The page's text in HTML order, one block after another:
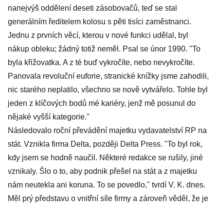
nanejvýš oddělení deseti zásobovačů, teď se stal
generálním ředitelem kolosu s pěti tisíci zaměstnanci.
Jednu z prvních věcí, kterou v nové funkci udělal, byl
nákup obleku; žádný totiž neměl. Psal se únor 1990. "To
byla křižovatka. A z té buď vykročíte, nebo nevykročíte.
Panovala revoluční euforie, stranické knížky jsme zahodili,
nic starého neplatilo, všechno se nově vytvářelo. Tohle byl
jeden z klíčových bodů mé kariéry, jenž mě posunul do
nějaké vyšší kategorie."
Následovalo roční převádění majetku vydavatelství RP na
stát. Vznikla firma Delta, později Delta Press. "To byl rok,
kdy jsem se hodně naučil. Některé redakce se rušily, jiné
vznikaly. Šlo o to, aby podnik přešel na stát a z majetku
nám neutekla ani koruna. To se povedlo," tvrdí V. K. dnes.
Měl prý představu o vnitřní síle firmy a zároveň věděl, že je